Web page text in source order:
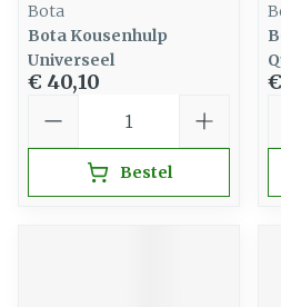
Bota
Bota Kousenhulp
Universeel
€ 40,10
Bestel